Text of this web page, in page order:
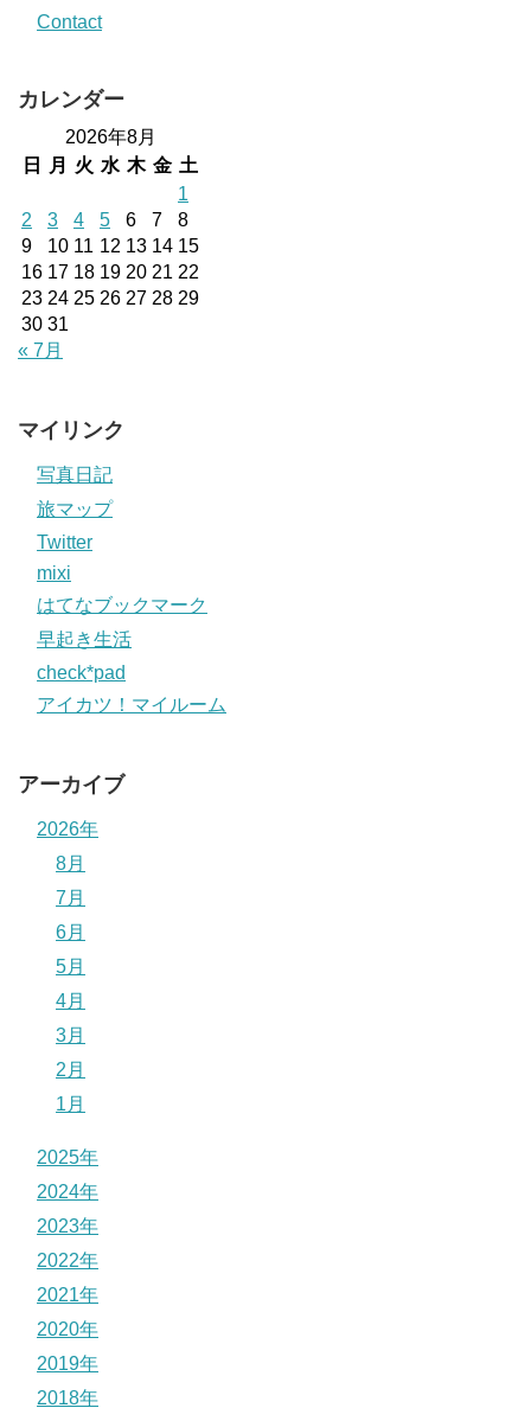
Contact
カレンダー
2026年8月
日
月 火 水 木 金 土
1
2
3 4 5 6 7
8
9
10 11 12 13 14 15
16 17 18 19 20 21 22
23 24 25 26 27 28 29
30 31
« 7月
マイリンク
写真日記
旅マップ
Twitter
mixi
はてなブックマーク
早起き生活
check*pad
アイカツ！マイルーム
アーカイブ
2026年
8月
7月
6月
5月
4月
3月
2月
1月
2025年
2024年
2023年
2022年
2021年
2020年
2019年
2018年